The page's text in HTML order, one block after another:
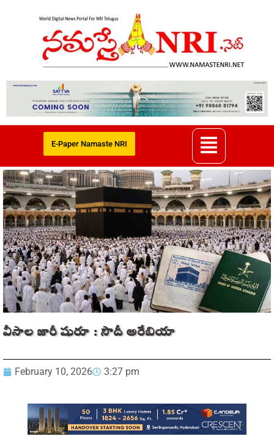
E-Paper Namaste NRI
వీసాల జారీ షురూ : సౌదీ అరేబియా
February 10, 2026 3:27 pm